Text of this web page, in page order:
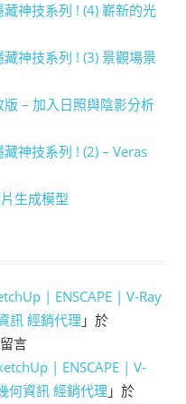
神技系列 ! (4) 嶄新的光
神技系列 ! (3) 景觀場景
– 加入日照與陰影分析
神技系列 ! (2) – Veras
生成模型
| ENSCAPE | V-Ray
訊 經銷代理 」於
言
| ENSCAPE | V-
何資訊 經銷代理 」於